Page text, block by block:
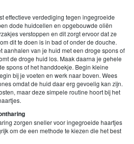
effectieve verdediging tegen ingegroeide
dode huidcellen en opgebouwde oliën
verstoppen en dit zorgt ervoor dat ze
dit te doen is in bad of onder de douche.
aanhalen van je huid met een droge spons of
de droge huid los. Maak daarna je gehele
spons of het handdoekje. Begin kleine
bij je voeten en werk naar boven. Wees
omdat de huid daar erg gevoelig kan zijn.
maar deze simpele routine hoort bij het
zorgen sneller voor ingegroeide haartjes
om de een methode te kiezen die het best